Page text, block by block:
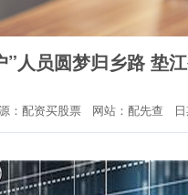
”人员圆梦归乡路 垫
：配资买股票 网站：配先查